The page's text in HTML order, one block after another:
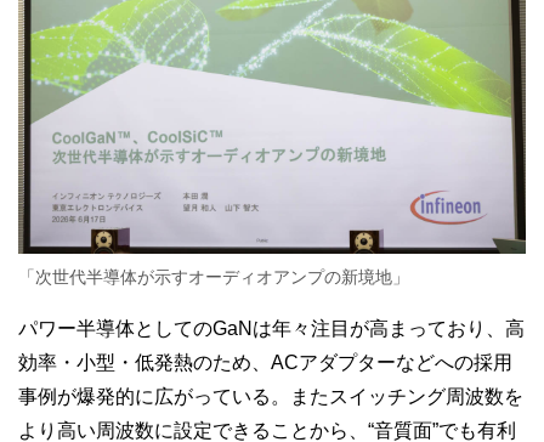
「次世代半導体が示すオーディオアンプの新境地」
パワー半導体としてのGaNは年々注目が高まっており、高
効率・小型・低発熱のため、ACアダプターなどへの採用
事例が爆発的に広がっている。またスイッチング周波数を
より高い周波数に設定できることから、“音質面”でも有利